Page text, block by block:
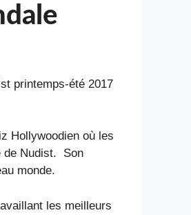
printemps-été 2017
Hollywoodien où les
de Nudist. Son
monde.
les meilleurs